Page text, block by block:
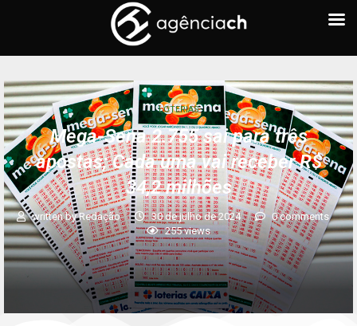
LOTERIAS
Mega-Sena 2.755 sai para três
apostas; Cada uma vai receber R$
34,2 milhões
written byRedação 30 de julho de 2024
0 comments
255views